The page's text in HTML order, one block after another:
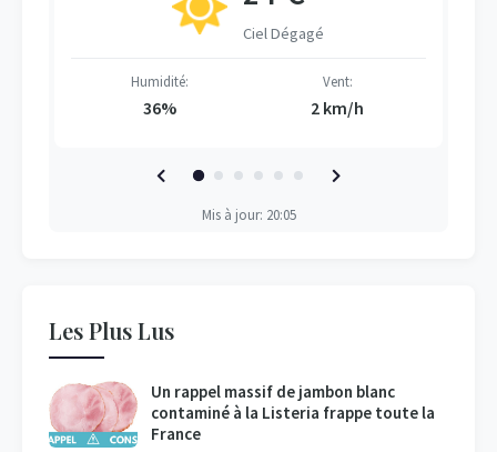
Ciel Dégagé
Humidité:
36%
Vent:
2 km/h
Mis à jour: 20:05
Les Plus Lus
Un rappel massif de jambon blanc
contaminé à la Listeria frappe toute la
France